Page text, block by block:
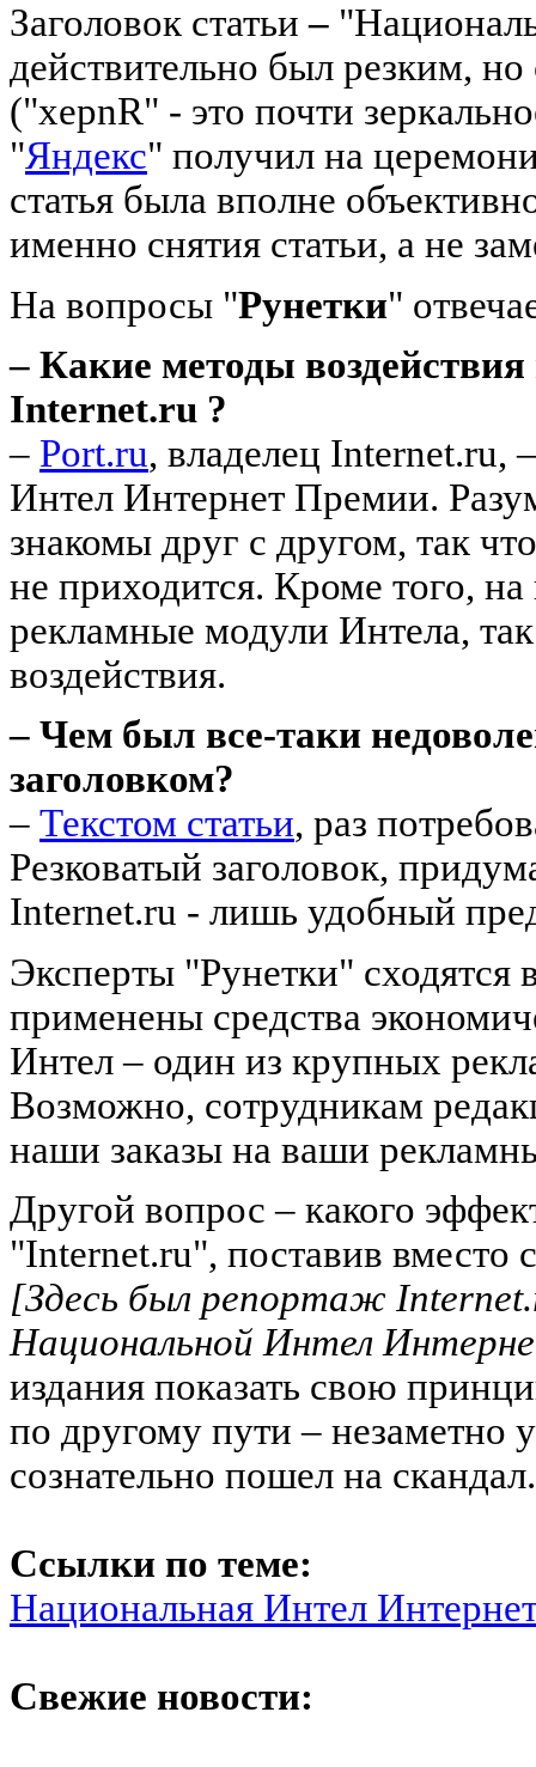
Заголовок статьи–
действительно был резким,
("xeрnR" - это почти
"Яндекс" получил на
статья была вполне
именно снятия статьи, а не
На вопросы "Рунетки"
– Какие методы
Internet.ru ?
– Port.ru, владелец Internet.ru,
Интел Интернет Премии.
знакомы друг с другом, так
не приходится. Кроме того,
рекламные модули Интела,
воздействия.
– Чем был все-таки
заголовком?
– Текстом статьи, раз
Резковатый заголовок,
Internet.ru - лишь удобный
Эксперты "Рунетки"
применены средства
Интел – один из крупных
Возможно, сотрудникам
наши заказы на ваши
Другой вопрос – какого
"Internet.ru", поставив вместо
[Здесь был репортаж
Национальной Интел
издания показать свою
по другому пути – незаметно
сознательно пошел на скандал.
Ссылки по теме:
Национальная Интел
Свежие новости: